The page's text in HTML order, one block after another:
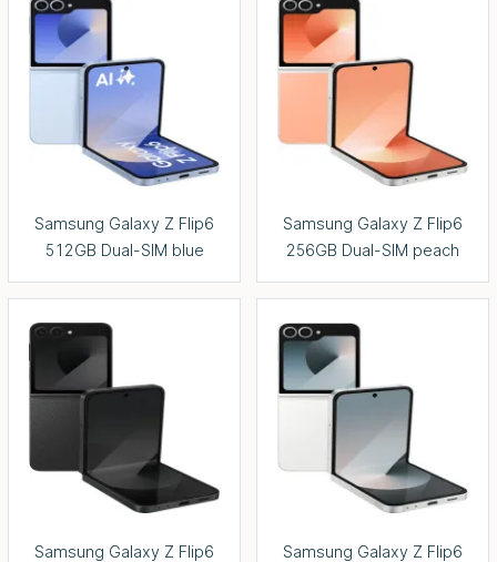
Samsung Galaxy Z Flip6
512GB Dual-SIM blue
Samsung Galaxy Z Flip6
256GB Dual-SIM peach
Samsung Galaxy Z Flip6
Samsung Galaxy Z Flip6